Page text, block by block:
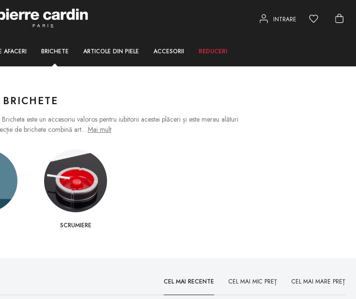
INTRARE
AFACERI BRICHETE ARTICOLE DIN PIELE ACCESORII REDUCERI
BRICHETE
este un accesoriu valoros pentru iubitorii acestei plăceri și este mereu alături
de brichete combină art... Mai mult
SCRUMIERE
CEL MAI RECENTE CEL MAI MIC PREȚ CEL MAI MARE PREȚ